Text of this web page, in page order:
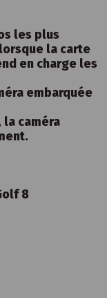
les plus
la carte
en charge les
embarquée
caméra
8